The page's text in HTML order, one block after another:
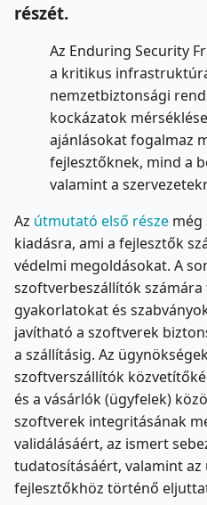
részét.
Az Enduring Security
a kritikus
nemzetbiztonsági
kockázatok
ajánlásokat fogalmaz
fejlesztőknek, mind a
valamint a
Az útmutató első része
kiadásra, ami a fejlesztők
védelmi megoldásokat. A
szoftverbeszállítók
gyakorlatokat és
javítható a szoftverek
a szállításig. Az
szoftverszállítók
és a vásárlók (ügyfelek)
szoftverek integritásának
validálásáért, az ismert
tudatosításáért, valamint az
fejlesztőkhöz történő